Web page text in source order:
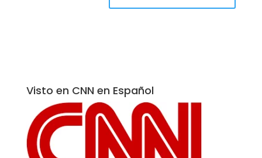
Visto en CNN en Español